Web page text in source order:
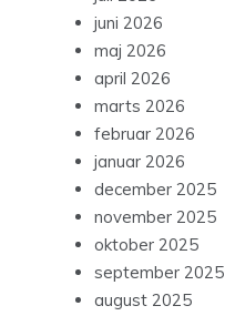
juni 2026
maj 2026
april 2026
marts 2026
februar 2026
januar 2026
december 2025
november 2025
oktober 2025
september 2025
august 2025